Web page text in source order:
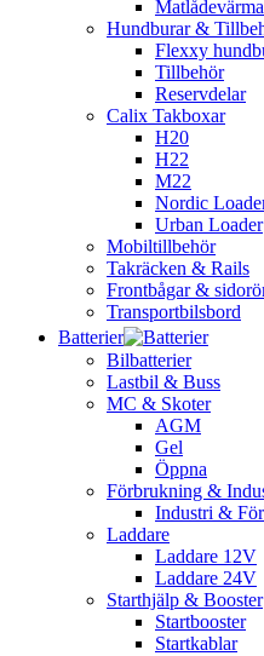
Hundburar &
Flexxy
Tillbehör
Reservdelar
Calix Takboxar
H20
H22
M22
Nordic
Urban Loader
Mobiltillbehör
Takräcken & Rails
Frontbågar &
Transportbilsbord
Batterier
Bilbatterier
Lastbil & Buss
MC & Skoter
AGM
Gel
Öppna
Förbrukning &
Industri &
Laddare
Laddare 12V
Laddare 24V
Starthjälp & Booster
Startbooster
Startkablar